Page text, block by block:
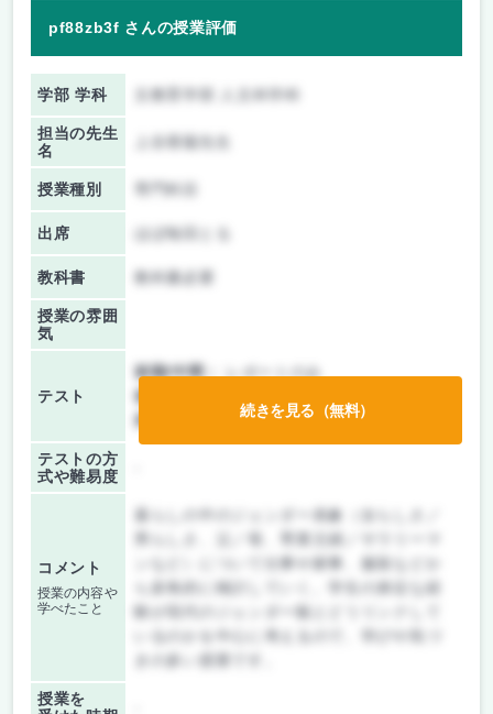
pf88zb3f さんの授業評価
学部 学科
担当の先生
名
授業種別
出席 ほぼ毎回とる
教科書 教科書必要
授業の雰囲
気
テスト
前期/中間：
後期/期末：
テストなし
テストの方
式や難易度
コメント
授業の内容や
学べたこと
暮らしの中のジェンダー表象（女らしさ／
ンなど）について仕事や家事、服装などか
ら多角的に検討していく。学生の身近な経
験が現代のジェンダー観とどうリンクして
授業を
続きを見る（無料）